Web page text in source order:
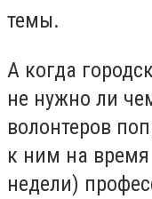
темы.
А когда
не нужно ли
волонтеров
к ним на
недели)